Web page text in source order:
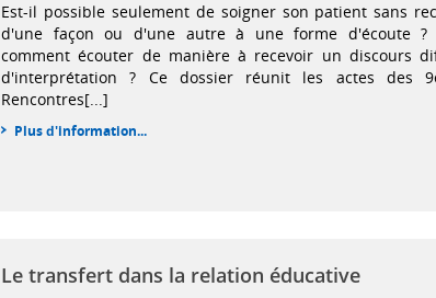
Est-il possible seulement de soigner son patient sans
d'une façon ou d'une autre à une forme d'écoute ?
comment écouter de manière à recevoir un discours
d'interprétation ? Ce dossier réunit les actes des
Rencontres[...]
Plus d'information...
Le transfert dans la relation éducative